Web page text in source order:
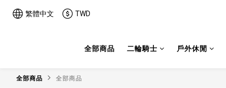
繁體中文 TWD
全部商品 二輪騎士 戶外休閒
全部商品 全部商品